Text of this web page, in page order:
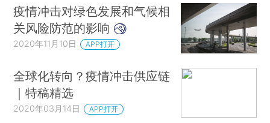
疫情冲击对绿色发展和气候相
关风险防范的影响
2020年11月10日 APP打开
全球化转向？疫情冲击供应链
｜特稿精选
2020年03月14日 APP打开